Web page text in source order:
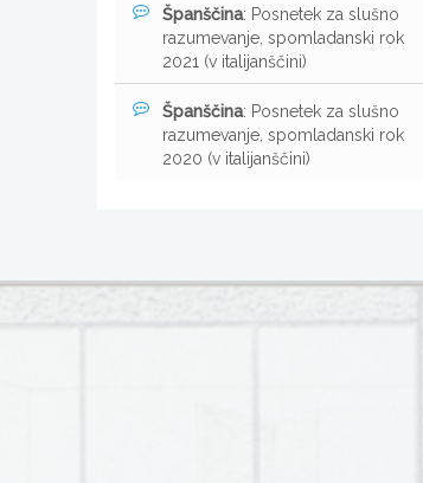
Španščina: Posnetek za slušno
razumevanje, spomladanski rok
2021 (v italijanščini)
Španščina: Posnetek za slušno
razumevanje, spomladanski rok
2020 (v italijanščini)